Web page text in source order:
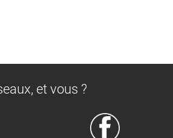
et vous ?